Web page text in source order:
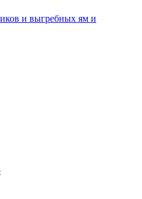
и выгребных ям и